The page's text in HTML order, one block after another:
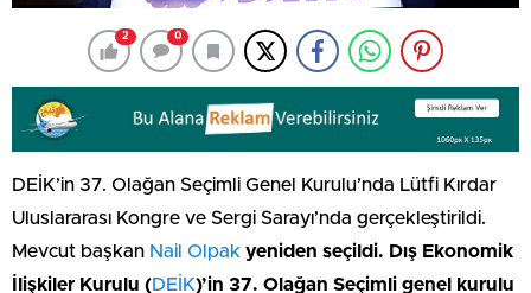
2 0
DEİK’in 37. Olağan Seçimli Genel Kurulu’nda Lütfi Kırdar
Uluslararası Kongre ve Sergi Sarayı’nda gerçekleştirildi.
Mevcut başkan Nail Olpak yeniden seçildi. Dış Ekonomik
İlişkiler Kurulu (DEİK)’in 37. Olağan Seçimli genel kurulu